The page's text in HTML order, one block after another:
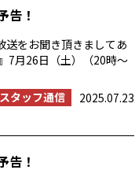
告！
送をお聞き頂きましてあ
7月26日（土）（20時〜
スタッフ通信
2025.07.23
告！